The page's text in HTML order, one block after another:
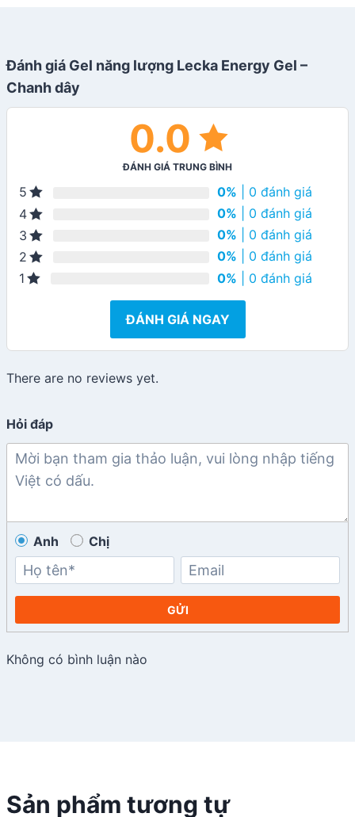
Đánh giá Gel năng lượng Lecka Energy Gel –
Chanh dây
0.0
ĐÁNH GIÁ TRUNG BÌNH
5 0% | 0 đánh giá
4
0% | 0 đánh giá
3
0% | 0 đánh giá
2
0% | 0 đánh giá
1
0% | 0 đánh giá
ĐÁNH GIÁ NGAY
There are no reviews yet.
Hỏi đáp
Anh Chị
GỬI
Không có bình luận nào
Sản phẩm tương tự